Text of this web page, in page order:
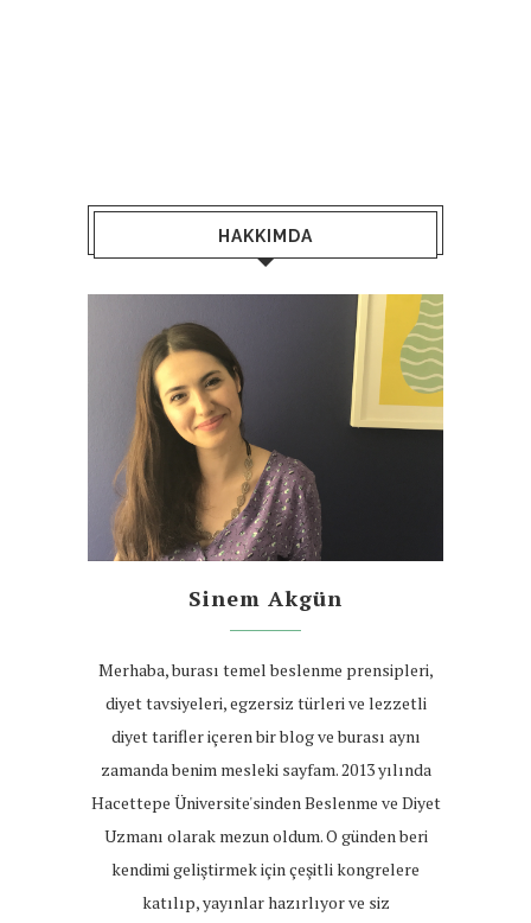
HAKKIMDA
Sinem Akgün
Merhaba, burası temel beslenme prensipleri,
diyet tavsiyeleri, egzersiz türleri ve lezzetli
diyet tarifler içeren bir blog ve burası aynı
zamanda benim mesleki sayfam. 2013 yılında
Hacettepe Üniversite'sinden Beslenme ve Diyet
Uzmanı olarak mezun oldum. O günden beri
kendimi geliştirmek için çeşitli kongrelere
katılıp, yayınlar hazırlıyor ve siz